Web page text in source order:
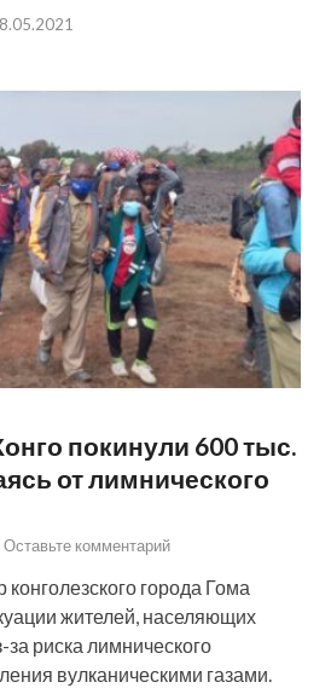
покинули 600 тыс.
от лимнического
Оставьте комментарий
города Гома
жителей, населяющих
за риска лимнического
вулканическими газами.